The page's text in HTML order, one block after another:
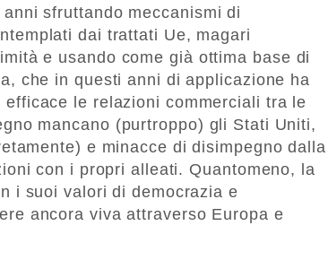
sfruttando meccanismi di
dai trattati Ue, magari
e usando come già ottima base di
che in questi anni di applicazione ha
le relazioni commerciali tra le
mancano (purtroppo) gli Stati Uniti,
e minacce di disimpegno dalla
con i propri alleati. Quantomeno, la
i suoi valori di democrazia e
ancora viva attraverso Europa e